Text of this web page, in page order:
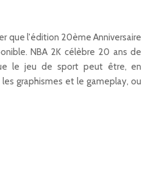
que l'édition 20ème Anniversaire
NBA 2K célèbre 20 ans de
le jeu de sport peut être, en
graphismes et le gameplay, ou